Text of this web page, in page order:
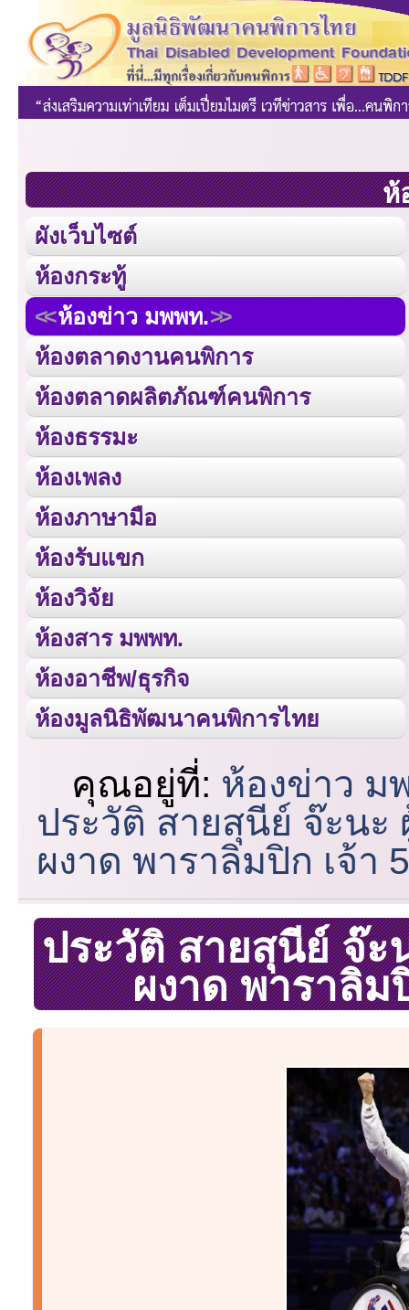
ห้
ผังเว็บไซต์
ห้องกระทู้
ห้องข่าว มพพท.
ห้องตลาดงานคนพิการ
ห้องตลาดผลิตภัณฑ์คนพิการ
ห้องธรรมะ
ห้องเพลง
ห้องภาษามือ
ห้องรับแขก
ห้องวิจัย
ห้องสาร มพพท.
ห้องอาชีพ/ธุรกิจ
ห้องมูลนิธิพัฒนาคนพิการไทย
คุณอยู่ที่: ห้องข่าว ม
ประวัติ สายสุนีย์ จ๊ะน
ผงาด พาราลิมปิก เจ้า
ประวัติ สายสุนีย์ จ๊ะ
ผงาด พาราลิม